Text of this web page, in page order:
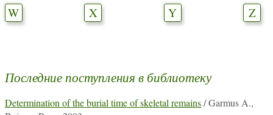
W
X Y Z
Последние поступления в библиотеку
Determination of the burial time of skeletal remains/ Garmus A.,